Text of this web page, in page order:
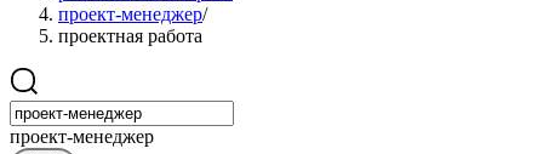
проект-менеджер/
проектная работа
проект-менеджер